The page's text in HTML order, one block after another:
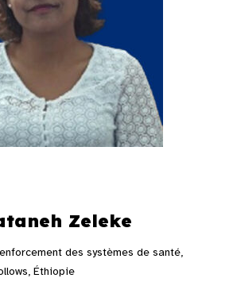
Zeleke
des systèmes de santé,
Éthiopie